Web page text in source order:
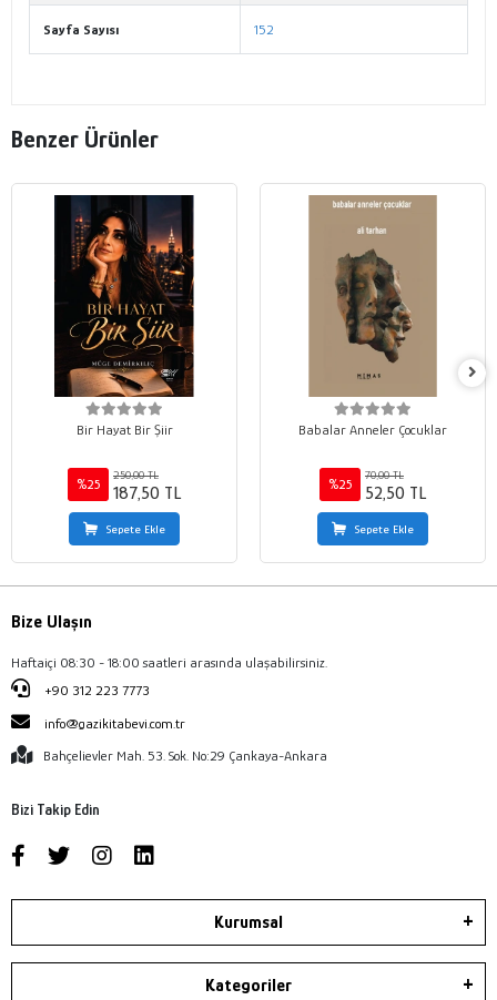
Sayfa Sayısı 152
Benzer Ürünler
Bir Hayat Bir Şiir
%25
250,00 TL
187,50 TL
Sepete Ekle
Babalar Anneler Çocuklar
%25
70,00 TL
52,50 TL
Sepete Ekle
Bize Ulaşın
Haftaiçi 08:30 - 18:00 saatleri arasında ulaşabilirsiniz.
+90 312 223 7773
info@gazikitabevi.com.tr
Bahçelievler Mah. 53. Sok. No:29 Çankaya-Ankara
Bizi Takip Edin
Kurumsal
Kategoriler